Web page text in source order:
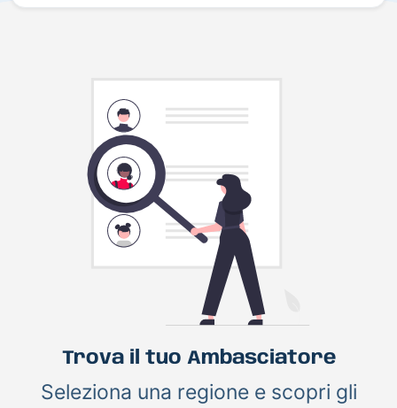
Trova il tuo Ambasciatore
Seleziona una regione e scopri gli